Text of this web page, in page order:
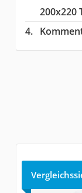
200x220